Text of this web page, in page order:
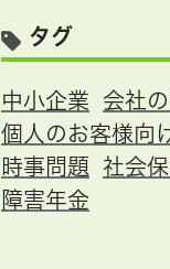
タグ
中小企業
会社
個人のお客様向
時事問題
社会
障害年金